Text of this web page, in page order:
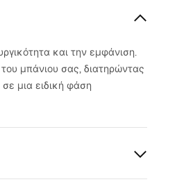
και την εμφάνιση.
μπάνιου σας, διατηρώντας
μια ειδική φάση